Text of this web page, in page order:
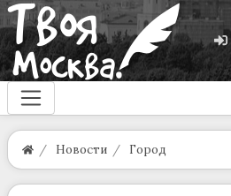
Новости Город